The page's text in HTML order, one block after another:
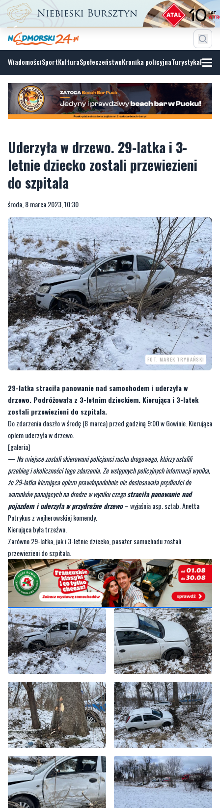
WiadomościSportKulturaSpołeczeństwoKronika policyjnaTurystyka
Uderzyła w drzewo. 29-latka i 3-
do szpitala
środa, 8 marca 2023, 10:30
FOT. MAREK TRYBAŃSKI
29-latka straciła panowanie nad samochodem i uderzyła w
drzewo. Podróżowała z 3-letnim dzieckiem. Kierująca i 3-latek
Do zdarzenia doszło w środę (8 marca) przed godziną 9:00 w Gowinie. Kierująca
oplem uderzyła w drzewo.
[galeria]
—Na miejsce zostali skierowani policjanci ruchu drogowego, którzy ustalili
przebieg i okoliczności tego zdarzenia. Ze wstępnych policyjnych informacji wynika,
że 29-latka kierująca oplem prawdopodobnie nie dostosowała prędkości do
warunków panujących na drodze w wyniku czegostraciła panowanie nad
pojazdem i uderzyła w przydrożne drzewo– wyjaśnia asp. sztab. Anetta
Potrykus z wejherowskiej komendy.
Kierująca była trzeźwa.
Zarówno 29-latka, jak i 3-letnie dziecko, pasażer samochodu zostali
przewiezieni do szpitala.